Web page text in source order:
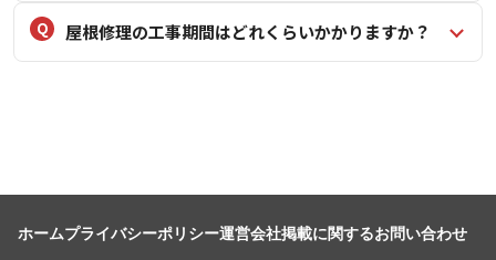
屋根修理の工事期間はどれくらいかかりますか？
ホームプライバシーポリシー運営会社掲載に関するお問い合わせ